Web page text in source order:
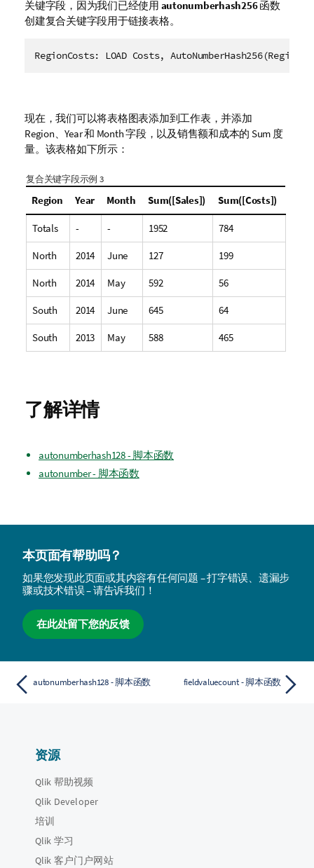
关键字段，因为我们已经使用 autonumberhash256函数
创建复合关键字段用于链接表格。
现在，我们可以将表格图表添加到工作表，并添加
Region 、Year和 Month字段，以及销售额和成本的 Sum 度
量。该表格如下所示：
复合关键字段示例 3
Region Year Month Sum([Sales]) Sum([Costs])
Totals - - 1952 784
North 2014 June 127 199
North 2014 May 592 56
South 2014 June 645 64
South 2013 May 588 465
了解详情
autonumberhash128 - 脚本函数
autonumber - 脚本函数
本页面有帮助吗？
如果您发现此页面或其内容有任何问题 – 打字错误、遗漏步
骤或技术错误 – 请告诉我们！
在此处留下您的反馈
autonumberhash128 - 脚本函数 fieldvaluecount - 脚本函数
资源
Qlik 帮助视频
Qlik Developer
培训
Qlik 学习
Qlik 客户门户网站